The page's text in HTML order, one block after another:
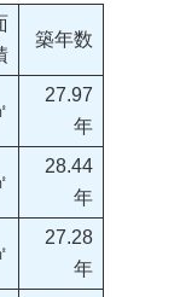
築年数
27.97
年
28.44
年
27.28
年